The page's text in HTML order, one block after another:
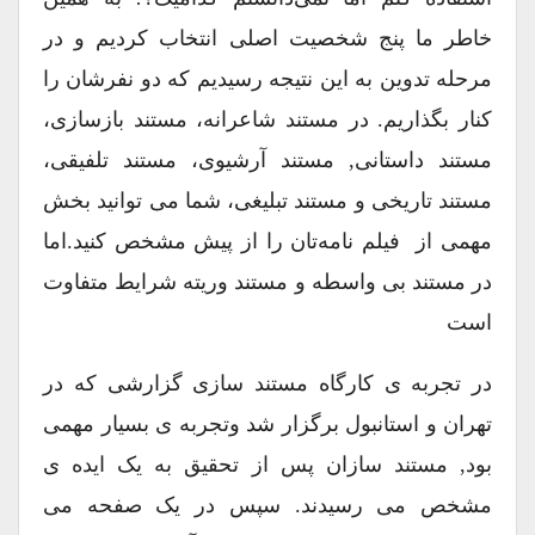
خاطر ما پنج شخصیت اصلی انتخاب کردیم و در
مرحله تدوین به این نتیجه رسیدیم که دو نفرشان را
کنار بگذاریم. در مستند شاعرانه، مستند بازسازی،
مستند داستانی, مستند آرشیوی، مستند تلفیقی،
مستند تاریخی و مستند تبلیغی، شما می توانید بخش
مهمی از ‌ فیلم نامه‌تان را از پیش مشخص ‌کنید.اما
در مستند بی واسطه و مستند وریته شرایط متفاوت
است
در تجربه ی کارگاه‌ مستند سازی گزارشی که در
تهران و استانبول برگزار شد وتجربه ی بسیار مهمی
بود, مستند سازان پس از تحقیق به یک ایده ی
مشخص می رسیدند. سپس در یک صفحه می